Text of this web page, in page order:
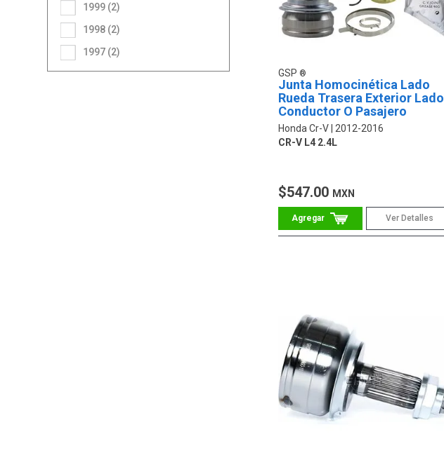
1997 (2)
1998 (2)
1999 (2)
GSP
Junta Homocinética Lado
Rueda Trasera Exterior Lado
Conductor O Pasajero
Honda Cr-V 2012-2016
CR-V L4 2.4L
$547.00 MXN
Ver Detalles